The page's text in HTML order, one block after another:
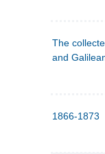
The
and
1866-1873